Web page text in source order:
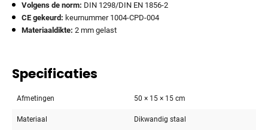
Volgens de norm: DIN 1298/DIN EN 1856-2
CE gekeurd: keurnummer 1004-CPD-004
Materiaaldikte: 2 mm gelast
Specificaties
Afmetingen 50 × 15 × 15 cm
Materiaal Dikwandig staal